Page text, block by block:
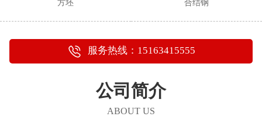
方坯 合结钢
服务热线：15163415555
公司简介
ABOUT US